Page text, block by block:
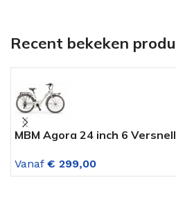
Recent bekeken
MBM Agora 24 inch 6
Vanaf € 299,00